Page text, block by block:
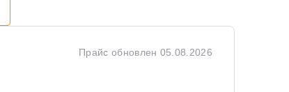
Прайс обновлен 05.08.2026